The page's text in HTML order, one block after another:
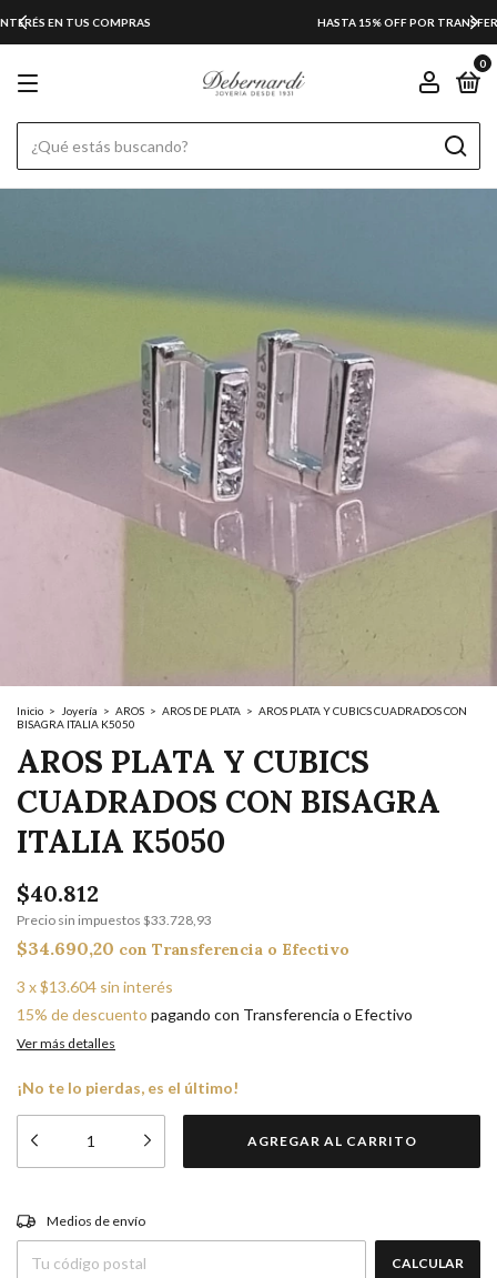
HASTA 15% OFF POR TRANSFERENCIA Y EFECTIVO
0
Inicio > Joyería > AROS > AROS DE PLATA > AROS PLATA Y CUBICS CUADRADOS CON
BISAGRA ITALIA K5050
AROS PLATA Y CUBICS
CUADRADOS CON BISAGRA
ITALIA K5050
$40.812
Precio sin impuestos $33.728,93
$34.690,20 con Transferencia o Efectivo
3 x$13.604 sin interés
15% de descuento pagando con Transferencia o Efectivo
Ver más detalles
¡No te lo pierdas, es el último!
Entregas para el CP:
Medios de envío
CALCULAR